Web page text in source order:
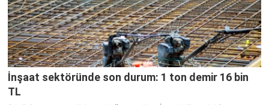
İnşaat sektöründe son durum: 1 ton demir 16 bin
TL